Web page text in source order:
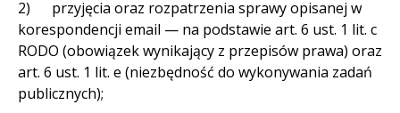
2) przyjęcia oraz rozpatrzenia sprawy opisanej w
korespondencji email — na podstawie art. 6 ust. 1 lit. c
RODO (obowiązek wynikający z przepisów prawa) oraz
art. 6 ust. 1 lit. e (niezbędność do wykonywania zadań
publicznych);